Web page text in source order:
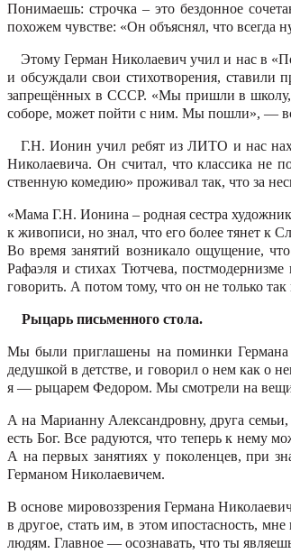
Понимаешь: строчка – это бездон­ное
похожем чувстве: «Он объяснял, что всегда
Этому Герман Николаевич учил и нас в
и обсуждали свои стихотво­рения, ставили
запрещённых в СССР. «Мы пришли в школу,
соборе, может пойти с ним. Мы пошли», —
Г.Н. Ионин учил ребят из ЛИТО и нас
Николаевича. Он считал, что классика не
ственную комедию» проживал так, что за
«Мама Г.Н. Ионина – родная сестра
к живописи, но знал, что его более тянет к
Во время занятий возникало ощущение,
Рафаэля и стихах Тютчева,
говорить. А потом тому, что он не только
Рыцарь письменного стола.
Мы были приглашены на поминки Германа
дедушкой в детстве, и говорил о нем как о
я — рыцарем Федором. Мы смотрели на вещи
А на Марианну Алексан­дровну, друга
есть Бог. Все раду­ются, что теперь к нему
А на первых занятиях у поко­ленцев, при
Германом Николаевичем.
В основе мировоззрения Германа
в другое, стать им, в этом ипостасность,
людям. Главное — осознавать, что ты